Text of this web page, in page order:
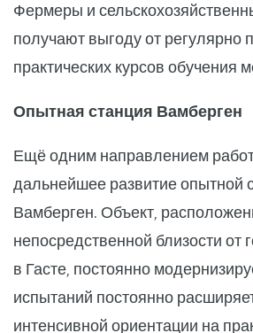
Фермеры и
получают выгоду от регулярно
практических курсов обучения
Опытная станция Вамберген
Ещё одним направлением
дальнейшее развитие опытной
Вамберген. Объект,
непосредственной близости от
в Гасте, постоянно
испытаний постоянно
интенсивной ориентации на